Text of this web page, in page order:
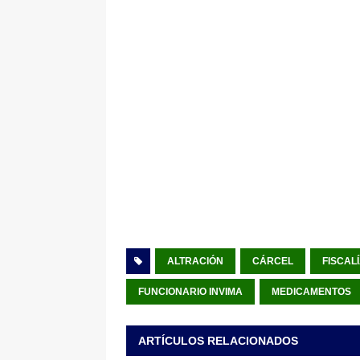
ALTRACIÓN CÁRCEL
FUNCIONARIO INVIMA MEDICAMENTOS
ARTÍCULOS RELACIONADOS